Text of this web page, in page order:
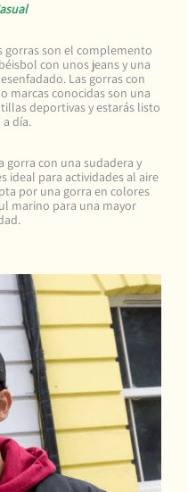
gorras son el complemento
con unos jeans y una
Las gorras con
marcas conocidas son una
deportivas y estarás listo
a día.
gorra con una sudadera y
ideal para actividades al aire
por una gorra en colores
marino para una mayor